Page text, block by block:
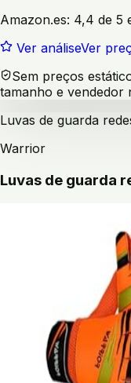
Amazon.es: 4,4 de 5
Ver análiseVer
Sem preços
tamanho e vendedor
Luvas de guarda
Warrior
Luvas de guarda